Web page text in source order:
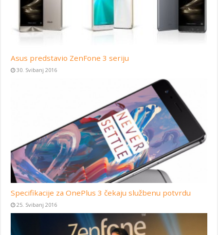
Asus predstavio ZenFone 3 seriju
30. Svibanj 2016
Specifikacije za OnePlus 3 čekaju službenu potvrdu
25. Svibanj 2016